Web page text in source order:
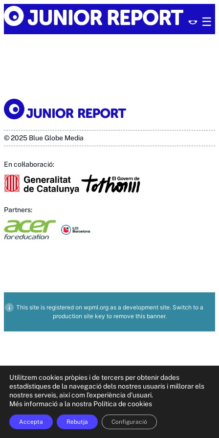
Skip
to
content
Junior
Report
© 2025 Blue Globe Media
En col·laboració:
Partners:
Utilitzem cookies pròpies i de tercers per obtenir dades
estadístiques de la navegació dels nostres usuaris i millorar els
nostres serveis, així com l'experiència d'usuari.
Més informació a la nostra Política de cookies
Accepta Rebutja Configuració
This site is registered on wpml.orgas a development site. Switch to a
production site key to remove this banner.